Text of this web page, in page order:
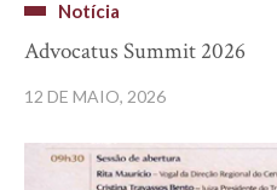
Notícia
Advocatus Summit 2026
12 DE MAIO, 2026